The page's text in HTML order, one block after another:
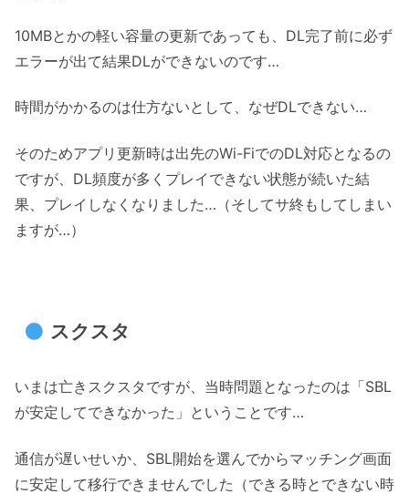
10MBとかの軽い容量の更新であっても、DL完了前に必ず
エラーが出て結果DLができないのです…
時間がかかるのは仕方ないとして、なぜDLできない…
そのためアプリ更新時は出先のWi-FiでのDL対応となるの
ですが、DL頻度が多くプレイできない状態が続いた結
果、プレイしなくなりました…（そしてサ終もしてしまい
ますが…）
スクスタ
いまは亡きスクスタですが、当時問題となったのは「SBL
が安定してできなかった」ということです…
通信が遅いせいか、SBL開始を選んでからマッチング画面
に安定して移行できませんでした（できる時とできない時